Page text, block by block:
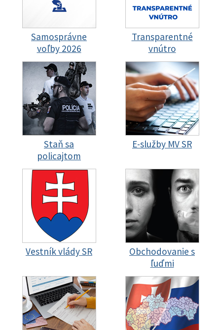
Samosprávne
voľby 2026
Transparentné
vnútro
Staň sa
policajtom
E-služby MV SR
Vestník vlády SR
Obchodovanie s
ľuďmi